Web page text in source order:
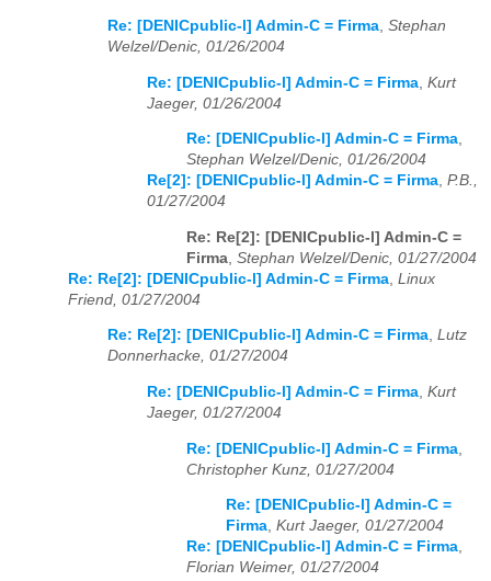
Re: [DENICpublic-l] Admin-C = Firma Stephan
Welzel/Denic, 01/26/2004
Re: [DENICpublic-l] Admin-C = Firma Kurt
Jaeger, 01/26/2004
Re: [DENICpublic-l] Admin-C = Firma,
Stephan Welzel/Denic, 01/26/2004
Re[2]: [DENICpublic-l] Admin-C = Firma, P.B.,
01/27/2004
Re: Re[2]: [DENICpublic-l] Admin-C =
Firma Stephan Welzel/Denic, 01/27/2004
Re: Re[2]: [DENICpublic-l] Admin-C = Firma Linux
Friend, 01/27/2004
Re: Re[2]: [DENICpublic-l] Admin-C = Firma, Lutz
Donnerhacke, 01/27/2004
Re: [DENICpublic-l] Admin-C = Firma Kurt
Jaeger, 01/27/2004
Re: [DENICpublic-l] Admin-C = Firma
Christopher Kunz, 01/27/2004
Re: [DENICpublic-l] Admin-C =
Firma, Kurt Jaeger, 01/27/2004
Re: [DENICpublic-l] Admin-C = Firma,
Florian Weimer, 01/27/2004